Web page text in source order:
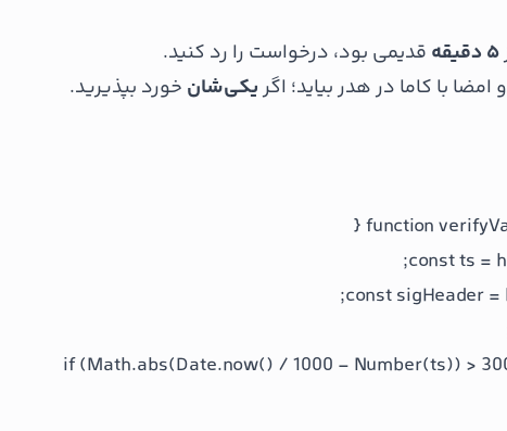
۵ دقیقه
قدیمی بود، درخواست را رد کنید.
با کاما در هدر بیاید؛ اگریکی‌شان خورد بپذیرید.